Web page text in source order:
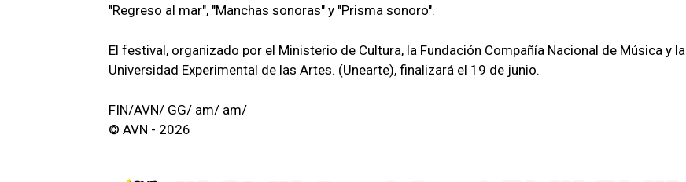
"Regreso al mar", "Manchas sonoras" y "Prisma sonoro".
El festival, organizado por el Ministerio de Cultura, la Fundación Compañía Nacional de Música y la
Universidad Experimental de las Artes. (Unearte), finalizará el 19 de junio.
FIN/AVN/ GG/ am/ am/
© AVN - 2026